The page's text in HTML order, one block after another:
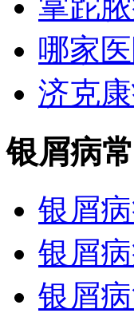
哪家
济克
银屑病
银屑
银屑
银屑